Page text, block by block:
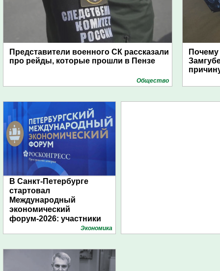
Представители военного СК рассказали
про рейды, которые прошли в Пензе
Общество
В Санкт-Петербурге
стартовал
Международный
экономический
форум-2026: участники
подготовили креативные
Экономика